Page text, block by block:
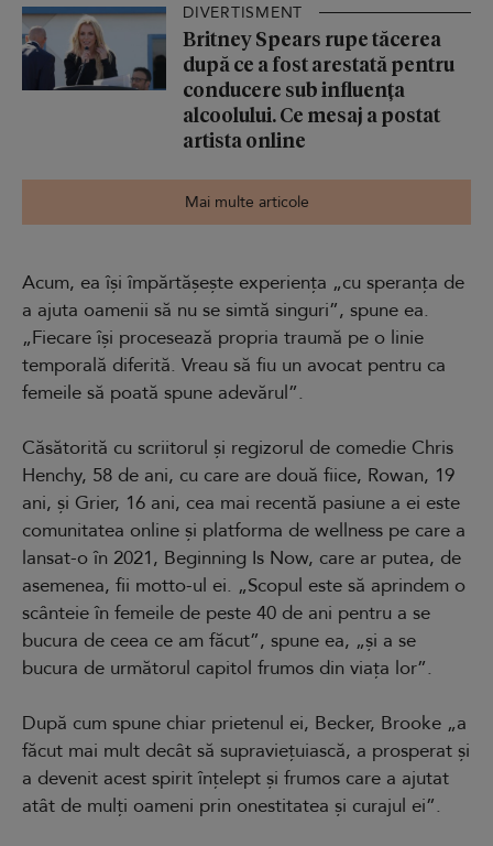
DIVERTISMENT
Britney Spears rupe tăcerea
după ce a fost arestată pentru
conducere sub influența
alcoolului. Ce mesaj a postat
artista online
Mai multe articole
Acum, ea își împărtășește experiența „cu speranța de
a ajuta oamenii să nu se simtă singuri”, spune ea.
„Fiecare își procesează propria traumă pe o linie
temporală diferită. Vreau să fiu un avocat pentru ca
femeile să poată spune adevărul”.
Căsătorită cu scriitorul și regizorul de comedie Chris
Henchy, 58 de ani, cu care are două fiice, Rowan, 19
ani, și Grier, 16 ani, cea mai recentă pasiune a ei este
comunitatea online și platforma de wellness pe care a
lansat-o în 2021, Beginning Is Now, care ar putea, de
asemenea, fii motto-ul ei. „Scopul este să aprindem o
scânteie în femeile de peste 40 de ani pentru a se
bucura de ceea ce am făcut”, spune ea, „și a se
bucura de următorul capitol frumos din viața lor”.
După cum spune chiar prietenul ei, Becker, Brooke „a
făcut mai mult decât să supraviețuiască, a prosperat și
a devenit acest spirit înțelept și frumos care a ajutat
atât de mulți oameni prin onestitatea și curajul ei”.